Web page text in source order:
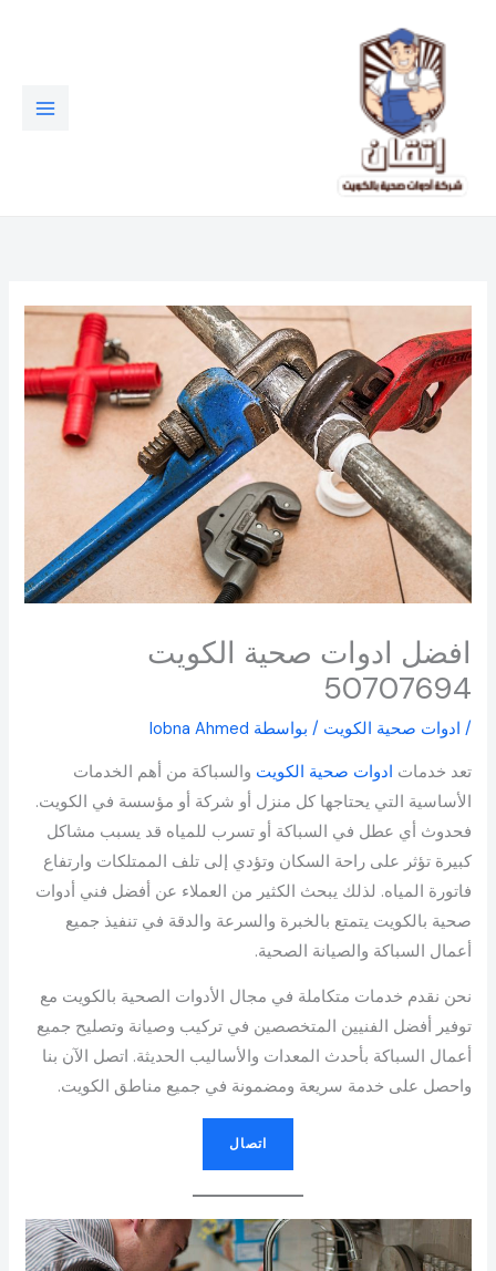
المحتوى
افضل ادوات صحية الكويت
50707694
/ ادوات صحية الكويت / بواسطة lobna Ahmed
تعد خدمات ادوات صحية الكويت والسباكة من أهم الخدمات
الأساسية التي يحتاجها كل منزل أو شركة أو مؤسسة في الكويت.
فحدوث أي عطل في السباكة أو تسرب للمياه قد يسبب مشاكل
كبيرة تؤثر على راحة السكان وتؤدي إلى تلف الممتلكات وارتفاع
فاتورة المياه. لذلك يبحث الكثير من العملاء عن أفضل فني أدوات
صحية بالكويت يتمتع بالخبرة والسرعة والدقة في تنفيذ جميع
أعمال السباكة والصيانة الصحية.
نحن نقدم خدمات متكاملة في مجال الأدوات الصحية بالكويت مع
توفير أفضل الفنيين المتخصصين في تركيب وصيانة وتصليح جميع
أعمال السباكة بأحدث المعدات والأساليب الحديثة. اتصل الآن بنا
واحصل على خدمة سريعة ومضمونة في جميع مناطق الكويت.
اتصال